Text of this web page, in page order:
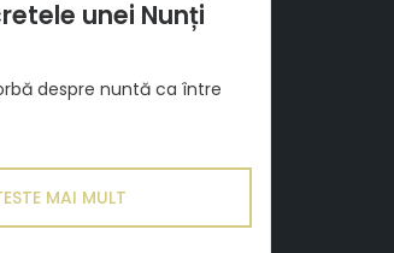
unei Nunți
despre nuntă ca între
MAI MULT